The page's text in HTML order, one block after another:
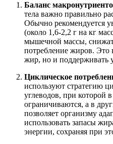
Баланс
тела важно правильно
Обычно рекомендуется
(около 1,6-2,2 г на кг
мышечной массы,
потребление жиров. Это
жир, но и поддерживать
Циклическое
используют стратегию
углеводов, при которой
ограничиваются, а в
позволяет организму
использовать запасы
энергии, сохраняя при